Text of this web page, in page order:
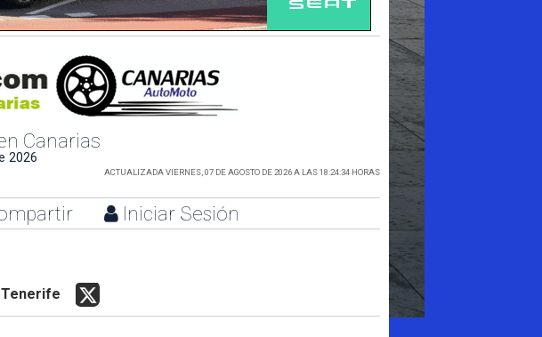
Canarias
2026
ACTUALIZADA VIERNES, 07 DE AGOSTO DE 2026 A LAS 18:24:34 HORAS
Iniciar Sesión